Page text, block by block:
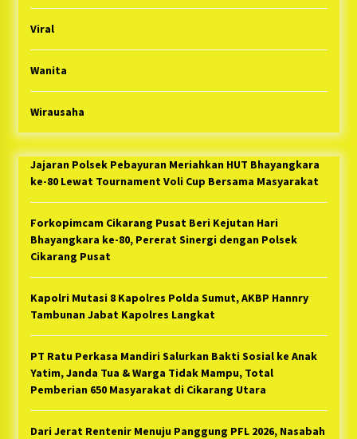
Viral
Wanita
Wirausaha
Jajaran Polsek Pebayuran Meriahkan HUT Bhayangkara
ke-80 Lewat Tournament Voli Cup Bersama Masyarakat
Forkopimcam Cikarang Pusat Beri Kejutan Hari
Bhayangkara ke-80, Pererat Sinergi dengan Polsek
Cikarang Pusat
Kapolri Mutasi 8 Kapolres Polda Sumut, AKBP Hannry
Tambunan Jabat Kapolres Langkat
PT Ratu Perkasa Mandiri Salurkan Bakti Sosial ke Anak
Yatim, Janda Tua & Warga Tidak Mampu, Total
Pemberian 650 Masyarakat di Cikarang Utara
Dari Jerat Rentenir Menuju Panggung PFL 2026, Nasabah